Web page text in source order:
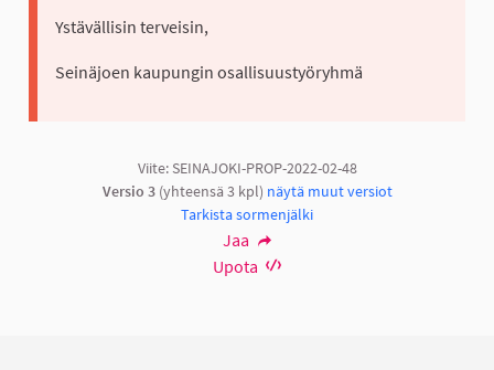
Ystävällisin terveisin,
Seinäjoen kaupungin osallisuustyöryhmä
Viite: SEINAJOKI-PROP-2022-02-48
Versio 3(yhteensä 3 kpl) näytä muut versiot
Tarkista sormenjälki
Jaa
Upota